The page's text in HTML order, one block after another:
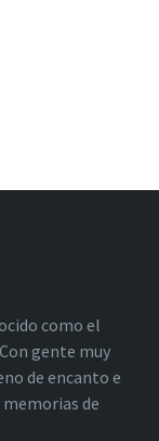
como el
gente muy
de encanto e
de